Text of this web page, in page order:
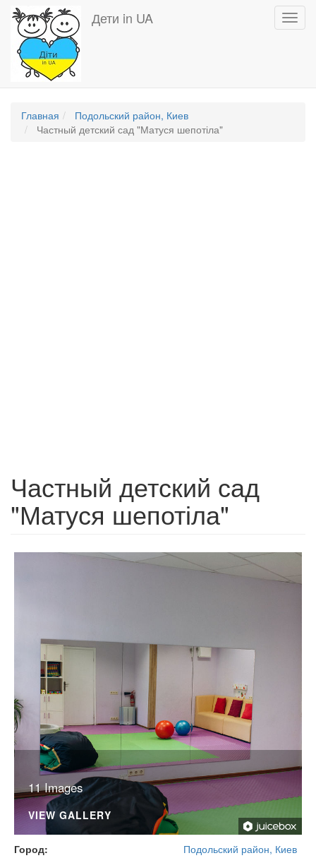
Перейти
основному
содержанию
Дети in UA
Главная
Подольский район, Киев
Частный детский сад "Матуся шепотіла"
Частный детский сад
"Матуся шепотіла"
11 Images
VIEW GALLERY
Город
Подольский район, Киев